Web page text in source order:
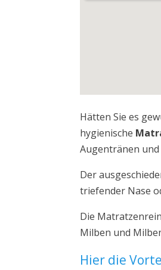
Hätten Sie es
hygienische
Augentränen
Der
triefender Nase
Die
Milben und
Hier die